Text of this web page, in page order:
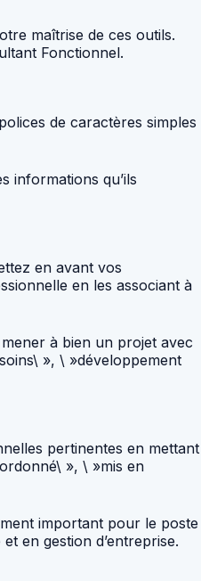
maîtrise de ces outils.
Fonctionnel.
de caractères simples
informations qu’ils
en avant vos
en les associant à
à bien un projet avec
», \ »développement
pertinentes en mettant
», \ »mis en
important pour le poste
en gestion d’entreprise.